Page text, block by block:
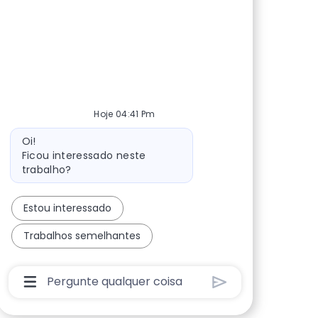
Hoje 04:41 Pm
Mensagem do bot
Oi!
Ficou interessado neste
trabalho?
Estou interessado
Trabalhos semelhantes
Caixa De Entrada Do Usuário Do Chatbot Com